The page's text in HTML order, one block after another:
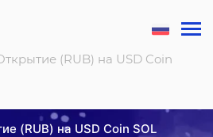
(RUB) на USD Coin
(RUB) на USD Coin SOL